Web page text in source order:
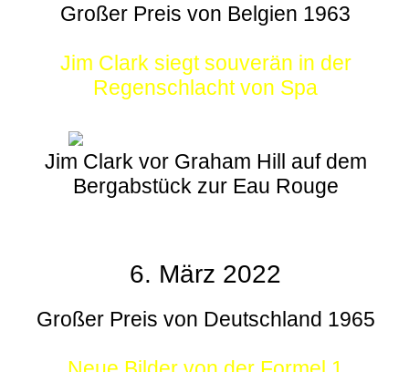
Großer Preis von Belgien 1963
Jim Clark siegt souverän in der
Regenschlacht von Spa
Jim Clark vor Graham Hill auf dem
Bergabstück zur Eau Rouge
6. März 2022
Großer Preis von Deutschland 1965